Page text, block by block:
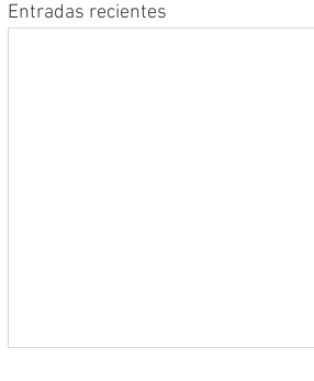
Entradas recientes